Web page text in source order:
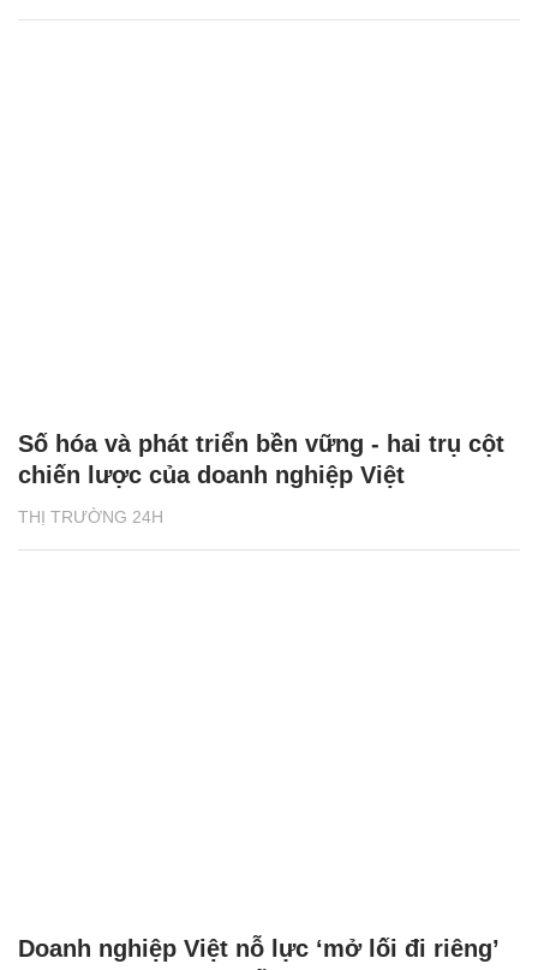
THỊ TRƯỜNG 24H
Số hóa và phát triển bền vững - hai trụ cột
chiến lược của doanh nghiệp Việt
Doanh nghiệp Việt nỗ lực ‘mở lối đi riêng’